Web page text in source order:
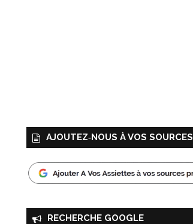
AJOUTEZ‑NOUS À VOS SOURCES
RECHERCHE GOOGLE